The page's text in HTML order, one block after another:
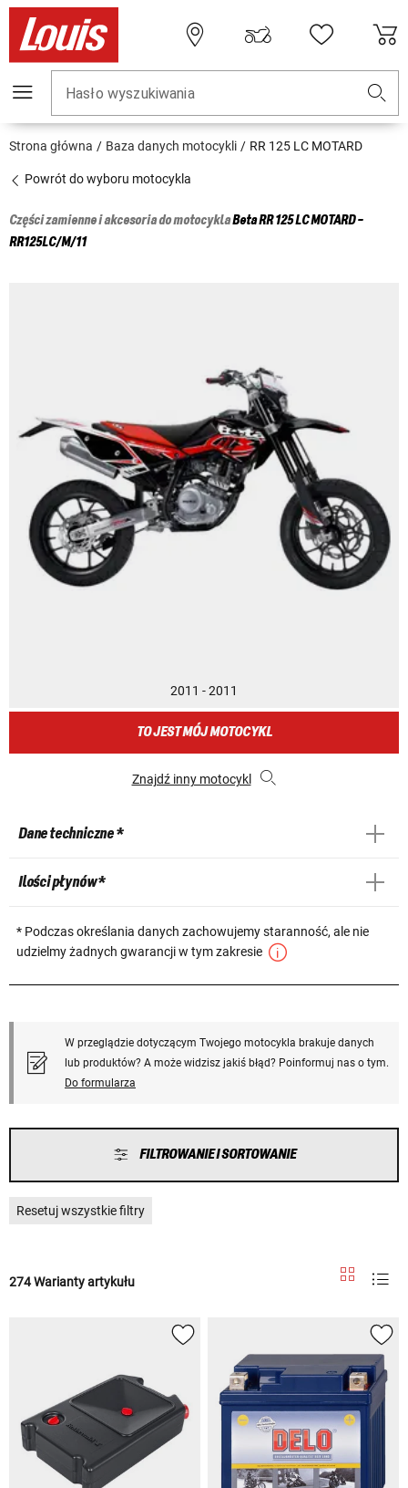
Hasło wyszukiwania
Strona główna Baza danych motocykli RR 125 LC MOTARD
Powrót do wyboru motocykla
Części zamienne i akcesoria do motocyklaBetaRR 125 LC MOTARD -
RR125LC/M/11
2011 - 2011
TO JEST MÓJ MOTOCYKL
Znajdź inny motocykl
Dane techniczne *
Ilości płynów *
* Podczas określania danych zachowujemy staranność, ale nie
udzielmy żadnych gwarancji w tym zakresie
W przeglądzie dotyczącym Twojego motocykla brakuje danych
lub produktów? A może widzisz jakiś błąd? Poinformuj nas o tym.
Do formularza
FILTROWANIE I SORTOWANIE
Resetuj wszystkie filtry
274 Warianty artykułu